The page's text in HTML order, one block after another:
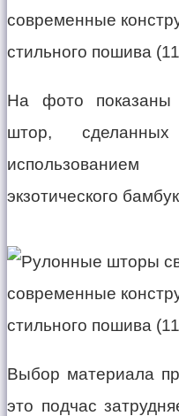
На фото
штор,
экзотического
Выбор материала
это подчас